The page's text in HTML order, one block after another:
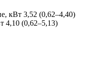
кВт 3,52 (0,62–4,40)
4,10 (0,62–5,13)